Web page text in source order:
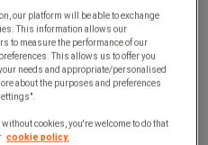
our platform will be able to exchange
This information allows our
to measure the performance of our
This allows us to offer you
needs and appropriate/personalised
about the purposes and preferences
cookies, you're welcome to do that
cookie policy.